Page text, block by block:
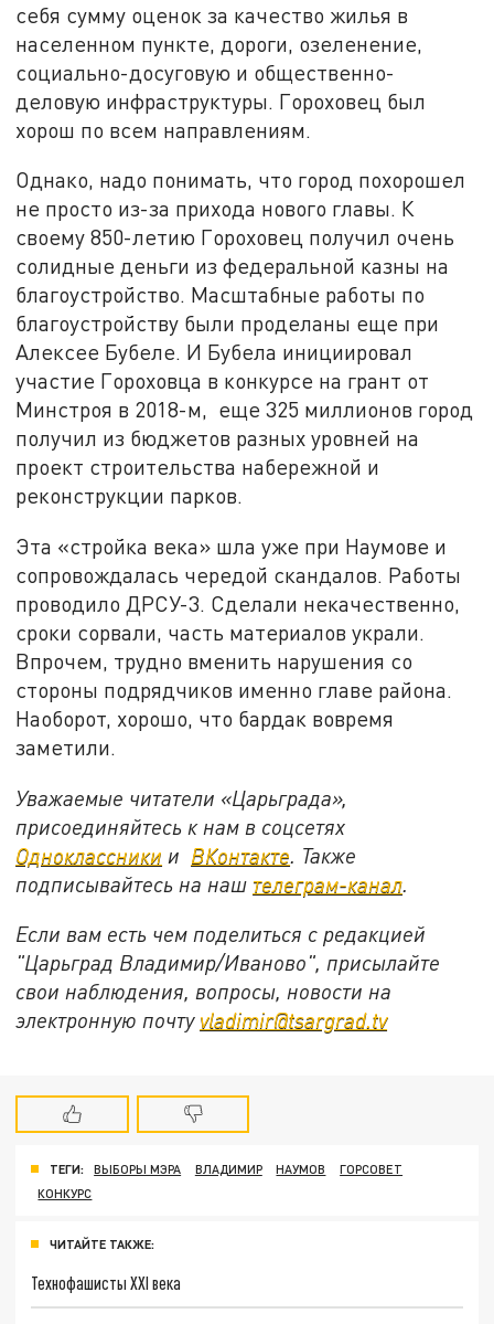
себя сумму оценок за качество жилья в
населенном пункте, дороги, озеленение,
социально-досуговую и общественно-
деловую инфраструктуры. Гороховец был
хорош по всем направлениям.
Однако, надо понимать, что город похорошел
не просто из-за прихода нового главы. К
своему 850-летию Гороховец получил очень
солидные деньги из федеральной казны на
благоустройство. Масштабные работы по
благоустройству были проделаны еще при
Алексее Бубеле. И Бубела инициировал
участие Гороховца в конкурсе на грант от
Минстроя в 2018-м, еще 325 миллионов город
получил из бюджетов разных уровней на
проект строительства набережной и
реконструкции парков.
Эта «стройка века» шла уже при Наумове и
сопровождалась чередой скандалов. Работы
проводило ДРСУ-3. Сделали некачественно,
сроки сорвали, часть материалов украли.
Впрочем, трудно вменить нарушения со
стороны подрядчиков именно главе района.
Наоборот, хорошо, что бардак вовремя
заметили.
Уважаемые читатели «Царьграда»,
присоединяйтесь к нам в соцсетях
Одноклассники и ВКонтакте. Также
подписывайтесь на наш телеграм-канал.
Если вам есть чем поделиться с редакцией
"Царьград Владимир/Иваново", присылайте
свои наблюдения, вопросы, новости на
электронную почту vladimir@tsargrad.tv
ТЕГИ: ВЫБОРЫ МЭРА ВЛАДИМИР НАУМОВ
ГОРСОВЕТ
КОНКУРС
ЧИТАЙТЕ ТАКЖЕ:
Технофашисты XXI века